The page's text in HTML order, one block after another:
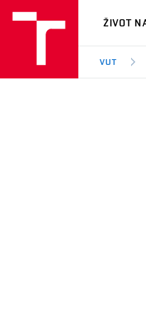
VUT
ŽIVOT
VUT